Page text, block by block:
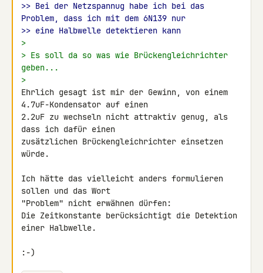
>> Bei der Netzspannug habe ich bei das
Problem, dass ich mit dem 6N139 nur
>> eine Halbwelle detektieren kann
>
> Es soll da so was wie Brückengleichrichter
geben...
>
Ehrlich gesagt ist mir der Gewinn, von einem
4.7uF-Kondensator auf einen
2.2uF zu wechseln nicht attraktiv genug, als
dass ich dafür einen
zusätzlichen Brückengleichrichter einsetzen
würde.
Ich hätte das vielleicht anders formulieren
sollen und das Wort
"Problem" nicht erwähnen dürfen:
Die Zeitkonstante berücksichtigt die Detektion
einer Halbwelle.
:-)